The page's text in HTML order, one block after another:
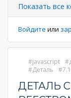
Показать все
Войдите или
javascript
Деталь
ДЕТАЛЬ